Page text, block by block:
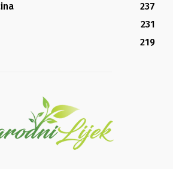
237
231
219